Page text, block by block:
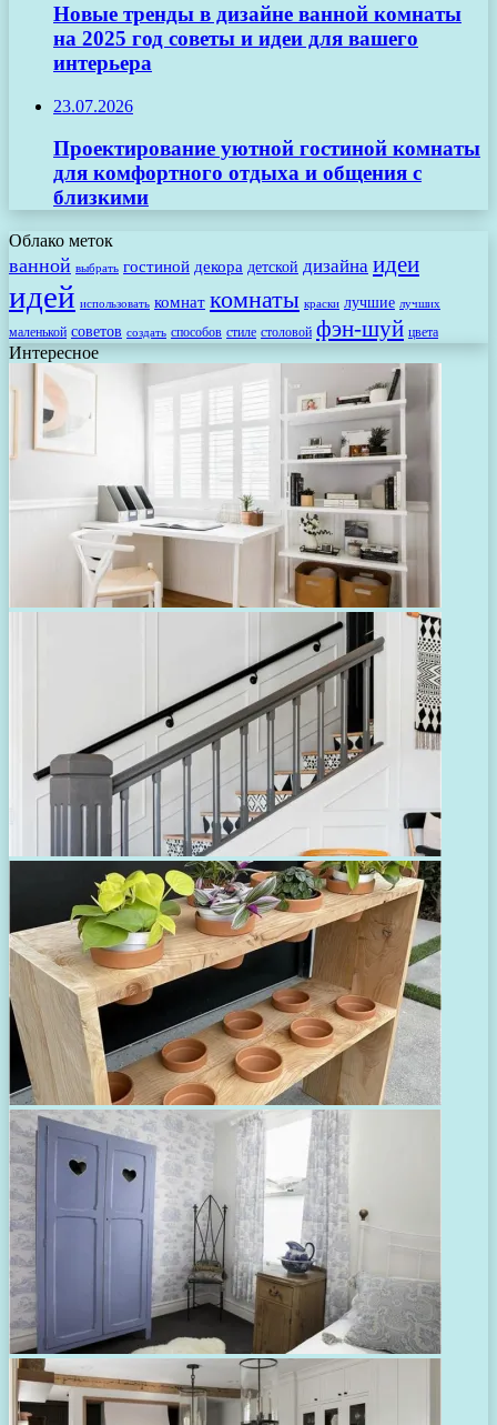
Новые тренды в дизайне ванной комнаты
на 2025 год советы и идеи для вашего
интерьера
23.07.2026
Проектирование уютной гостиной комнаты
для комфортного отдыха и общения с
близкими
Облако меток
ванной выбрать гостиной декора детской дизайна идеи
идей использовать комнат комнаты краски лучшие лучших
маленькой советов создать способов стиле столовой фэн-шуй цвета
Интересное